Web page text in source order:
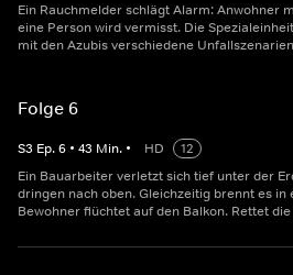
Ein Rauchmelder schlägt Alarm: Anwohner
eine Person wird vermisst. Die
mit den Azubis verschiedene
Folge 6
S3 Ep.6 • 43 Min. • HD
12
Ein Bauarbeiter verletzt sich tief unter der
dringen nach oben. Gleichzeitig brennt es in
Bewohner flüchtet auf den Balkon. Rettet